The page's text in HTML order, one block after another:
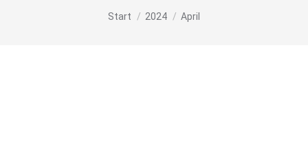
Sie befinden sich hier:
Start 2024 April